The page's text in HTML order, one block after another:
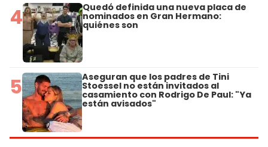
4 Quedó definida una nueva placa de
nominados en Gran Hermano:
quiénes son
5 Aseguran que los padres de Tini
Stoessel no están invitados al
casamiento con Rodrigo De Paul: "Ya
están avisados"